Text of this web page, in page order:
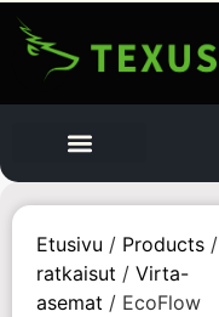
Etusivu / Products /
ratkaisut / Virta-
asemat / EcoFlow